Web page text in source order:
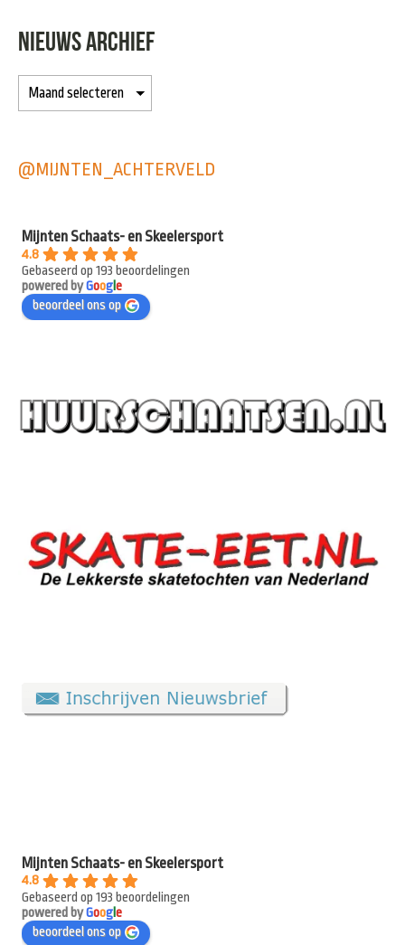
NIEUWS ARCHIEF
@MIJNTEN_ACHTERVELD
Mijnten Schaats- en Skeelersport
4.8
Gebaseerd op 193 beoordelingen
powered byGooge
beoordeel ons op
Mijnten Schaats- en Skeelersport
4.8
Gebaseerd op 193 beoordelingen
powered byGooge
beoordeel ons op